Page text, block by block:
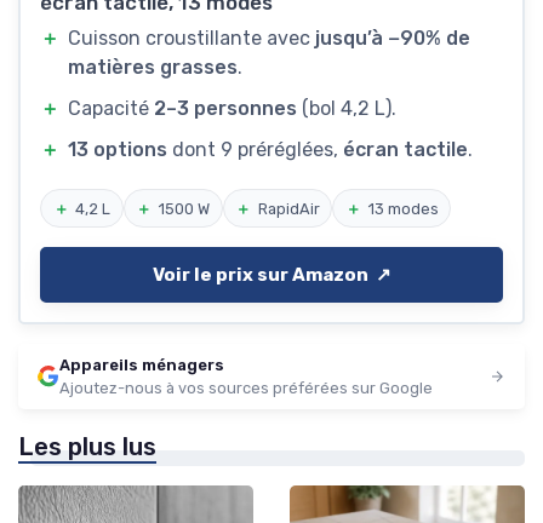
＋ Cuisson croustillante avec jusqu’à −90% de
matières grasses.
＋ Capacité 2–3 personnes (bol 4,2 L).
＋ 13 options dont 9 préréglées, écran tactile.
＋ 4,2 L ＋ 1500 W ＋ RapidAir ＋ 13 modes
Voir le prix sur Amazon ↗️
Appareils ménagers
Ajoutez-nous à vos sources préférées sur Google
Les plus lus